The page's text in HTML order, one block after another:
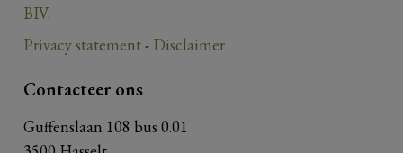
BIV.
Privacy statement- Disclaimer
Contacteer ons
Guffenslaan 108 bus 0.01